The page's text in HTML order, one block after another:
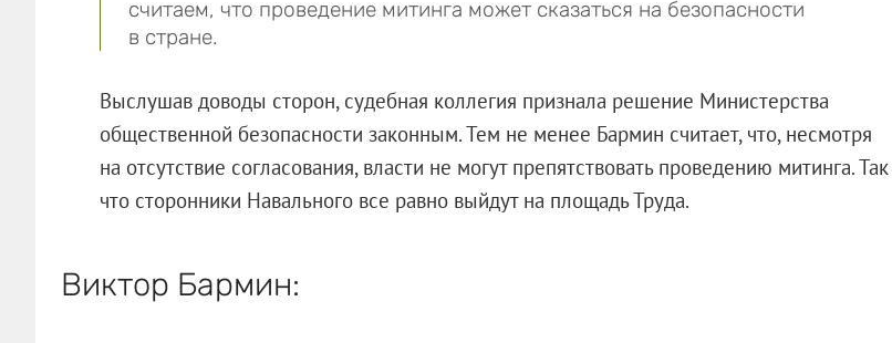
считаем, что проведение митинга может сказаться на безопасности
в стране.
Выслушав доводы сторон, судебная коллегия признала решение Министерства
общественной безопасности законным. Тем не менее Бармин считает, что, несмотря
на отсутствие согласования, власти не могут препятствовать проведению митинга. Так
что сторонники Навального все равно выйдут на площадь Труда.
Виктор Бармин: